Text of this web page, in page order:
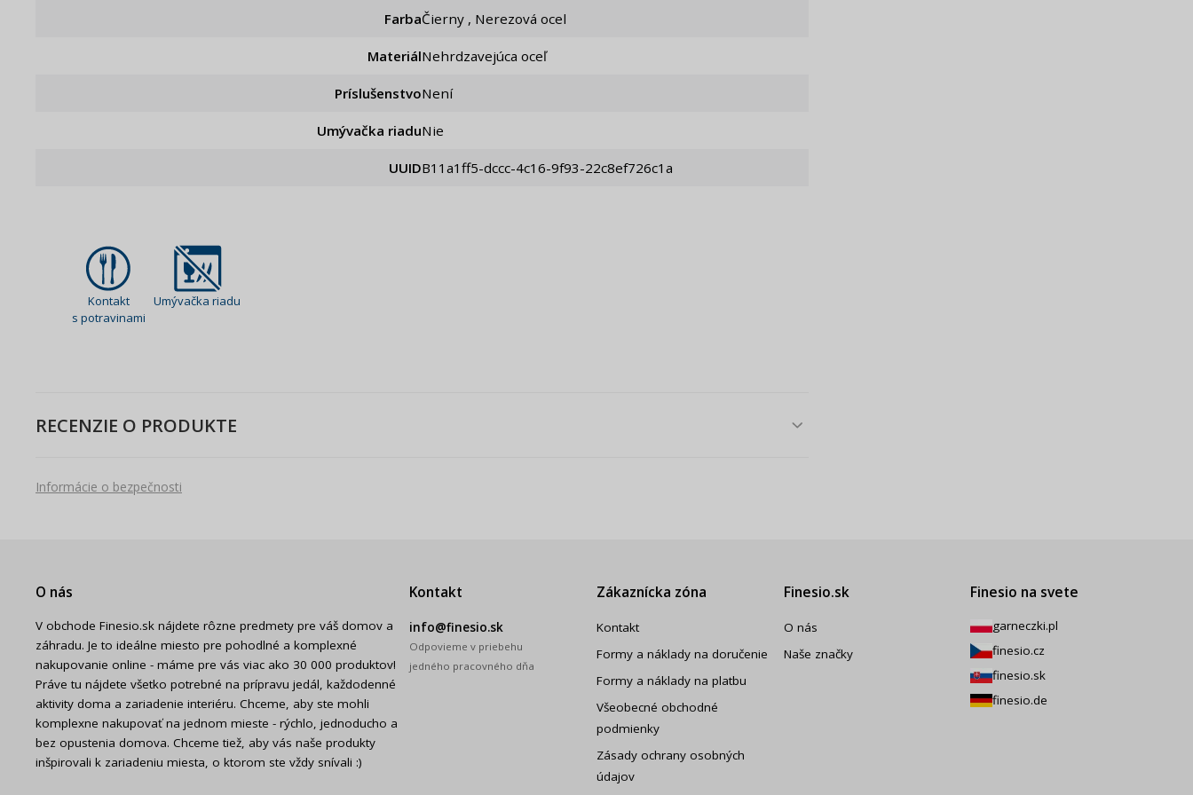
Farba Čierny , Nerezová ocel
Materiál Nehrdzavejúca oceľ
Príslušenstvo Není
Umývačka riadu Nie
UUID b11a1ff5-dccc-4c16-9f93-22c8ef726c1a
Kontakt
s potravinami
Umývačka riadu
RECENZIE O PRODUKTE
Informácie o bezpečnosti
O nás
V obchode Finesio.sk nájdete rôzne predmety pre váš domov a
záhradu. Je to ideálne miesto pre pohodlné a komplexné
nakupovanie online - máme pre vás viac ako 30 000 produktov!
Práve tu nájdete všetko potrebné na prípravu jedál, každodenné
aktivity doma a zariadenie interiéru. Chceme, aby ste mohli
komplexne nakupovať na jednom mieste - rýchlo, jednoducho a
bez opustenia domova. Chceme tiež, aby vás naše produkty
inšpirovali k zariadeniu miesta, o ktorom ste vždy snívali :)
Kontakt
info@finesio.sk
Odpovieme v priebehu
jedného pracovného dňa
Zákaznícka zóna
Kontakt
Formy a náklady na doručenie
Formy a náklady na platbu
Všeobecné obchodné
podmienky
Zásady ochrany osobných
údajov
Finesio.sk
O nás
Naše značky
Finesio na svete
garneczki.pl
finesio.cz
finesio.sk
finesio.de